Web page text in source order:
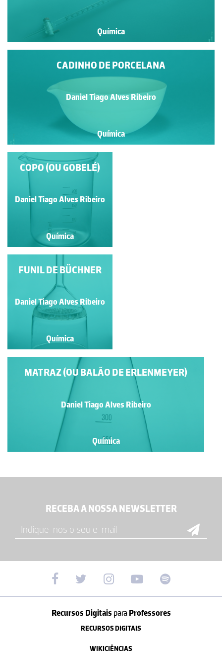
Química
CADINHO DE PORCELANA
Daniel Tiago Alves Ribeiro
Química
CADINHO DE
PORCELANA
Daniel Tiago Alves Ribeiro
Química
COPO (OU GOBELÉ)
Daniel Tiago Alves Ribeiro
Química
BALÃO DE TRÊS
TUBULADURAS
Daniel Tiago Alves Ribeiro
Química
FUNIL DE BÜCHNER
Daniel Tiago Alves Ribeiro
Química
MATRAZ (OU BALÃO DE ERLENMEYER)
Daniel Tiago Alves Ribeiro
Química
RECEBA A NOSSA NEWSLETTER
Recursos Digitais paraProfessores
RECURSOS DIGITAIS
WIKICIÊNCIAS